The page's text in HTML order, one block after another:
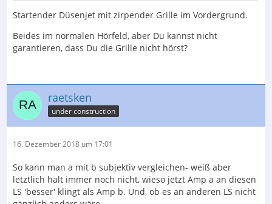
Startender Düsenjet mit zirpender Grille im Vordergrund.
Beides im normalen Hörfeld, aber Du kannst nicht
garantieren, dass Du die Grille nicht hörst?
raetsken
under construction
16. Dezember 2018 um 17:01
So kann man a mit b subjektiv vergleichen- weiß aber
letztlich halt immer noch nicht, wieso jetzt Amp a an diesen
LS 'besser' klingt als Amp b. Und, ob es an anderen LS nicht